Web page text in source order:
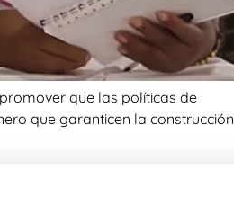
que las políticas de
que garanticen la